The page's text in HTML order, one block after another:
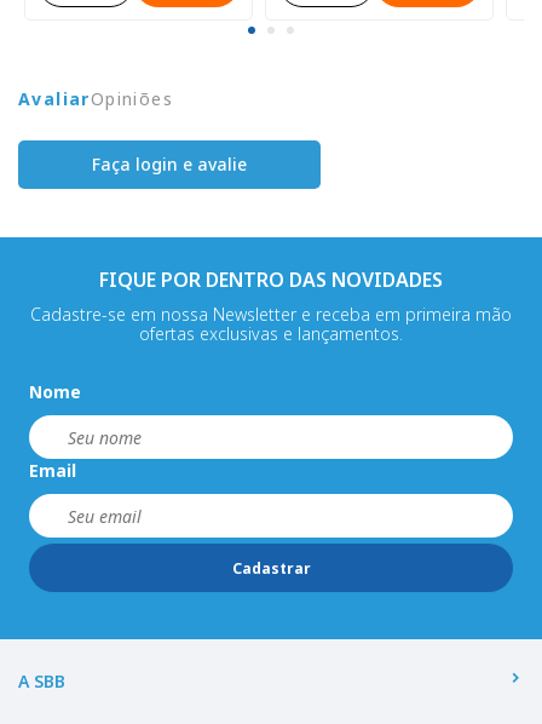
AvaliarOpiniões
Faça login e avalie
FIQUE POR DENTRO DAS NOVIDADES
Cadastre-se em nossa Newsletter e receba em primeira mão
ofertas exclusivas e lançamentos.
Nome
Email
Cadastrar
A SBB